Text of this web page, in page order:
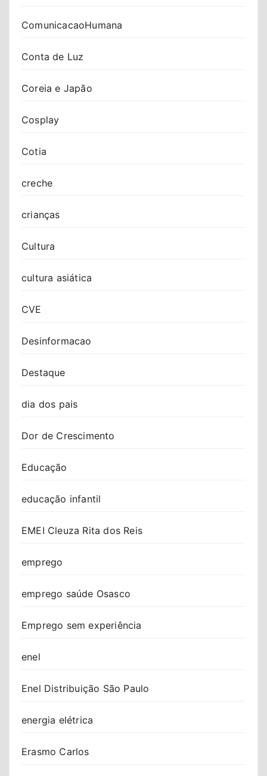
ComunicacaoHumana
Conta de Luz
Coreia e Japão
Cosplay
Cotia
creche
crianças
Cultura
cultura asiática
CVE
Desinformacao
Destaque
dia dos pais
Dor de Crescimento
Educação
educação infantil
EMEI Cleuza Rita dos Reis
emprego
emprego saúde Osasco
Emprego sem experiência
enel
Enel Distribuição São Paulo
energia elétrica
Erasmo Carlos